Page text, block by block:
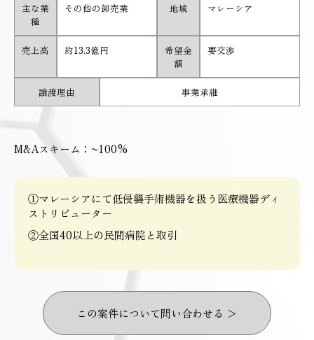
主な業
種
その他の卸売業 地域 マレーシア
売上高 約13.3億円
希望金
額
要交渉
譲渡理由 事業承継
M&Aスキーム：~100%
①マレーシアにて低侵襲手術機器を扱う医療機器ディ
ストリビューター
②全国40以上の民間病院と取引
この案件について問い合わせる ＞